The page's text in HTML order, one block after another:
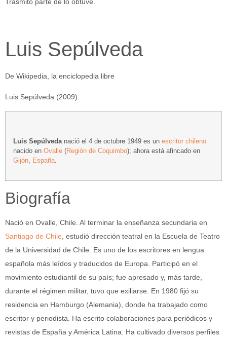
Trasmito parte de lo obtuve.
Luis Sepúlveda
De Wikipedia, la enciclopedia libre
Luis Sepúlveda (2009).
Luis Sepúlvedanació el 4 de octubre 1949 es un escritor chileno
nacido en Ovalle (Región de Coquimbo); ahora está afincado en
Gijón, España.
Biografía
Nació en Ovalle, Chile. Al terminar la enseñanza secundaria en
Santiago de Chile , estudió dirección teatral en la Escuela de Teatro
de la Universidad de Chile. Es uno de los escritores en lengua
española más leídos y traducidos de Europa. Participó en el
movimiento estudiantil de su país; fue apresado y, más tarde,
durante el régimen militar, tuvo que exiliarse. En 1980 fijó su
residencia en Hamburgo (Alemania), donde ha trabajado como
escritor y periodista. Ha escrito colaboraciones para periódicos y
revistas de España y América Latina. Ha cultivado diversos perfiles